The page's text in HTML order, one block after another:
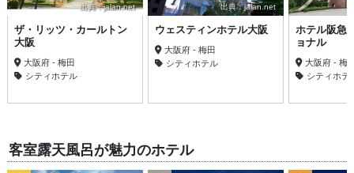
出典：jalan.net
ザ・リッツ・カールトン
大阪
大阪府 - 梅田
シティホテル
出典：jalan.net
ウェスティンホテル大阪
大阪府 - 梅田
シティホテル
ホテル阪急
ョナル
大阪府 - 梅
シティホテ
客室露天風呂が魅力のホテル